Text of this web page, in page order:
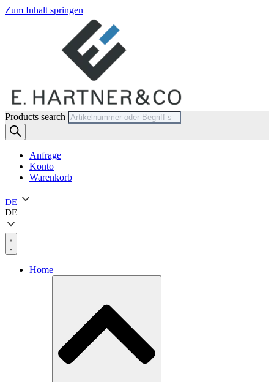
Zum Inhalt springen
Products search
Anfrage
Konto
Warenkorb
DE
DE
Home